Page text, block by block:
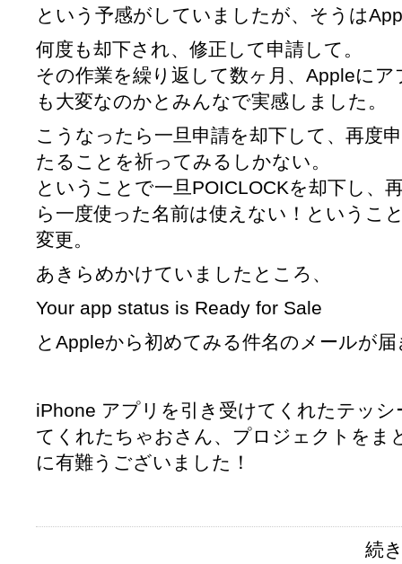
という予感がしていましたが、そうは
何度も却下され、修正して申請して。
その作業を繰り返して数ヶ月、Appleに
も大変なのかとみんなで実感しました。
こうなったら一旦申請を却下して、再度
たることを祈ってみるしかない。
ということで一旦POICLOCKを却下し、
ら一度使った名前は使えない！というこ
変更。
あきらめかけていましたところ、
Your app status is Ready for Sale
とAppleから初めてみる件名のメールが
iPhone アプリを引き受けてくれたテッ
てくれたちゃおさん、プロジェクトをま
に有難うございました！
続